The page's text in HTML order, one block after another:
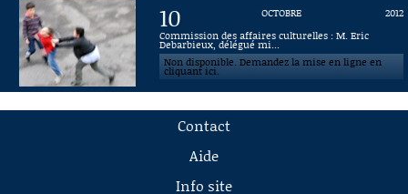
10 OCTOBRE
2012
Commission des affaires culturelles : M. Eric
Debarbieux, délégué mi...
Non disponible. Demandez la mise en ligne en
cliquant ici.
Contact
Aide
Info site